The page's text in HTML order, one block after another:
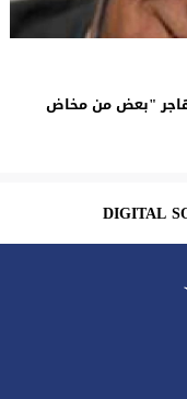
"بعض من مخاض
DIGITAL